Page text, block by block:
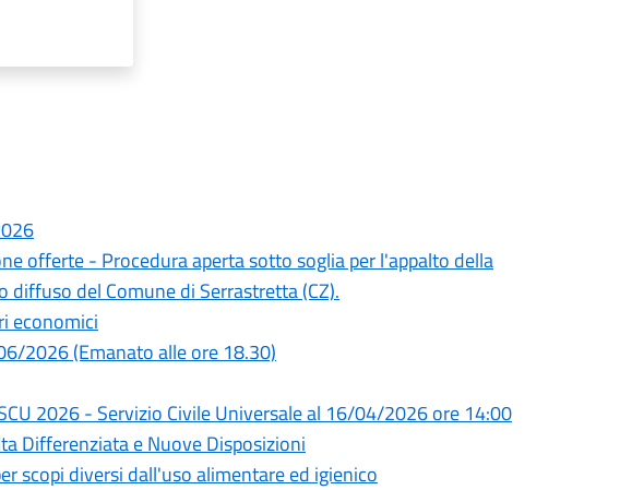
offerte - Procedura aperta sotto soglia per l'appalto della
del Comune di Serrastretta (CZ).
economici
2026 (Emanato alle ore 18.30)
2026 - Servizio Civile Universale al 16/04/2026 ore 14:00
Differenziata e Nuove Disposizioni
scopi diversi dall'uso alimentare ed igienico